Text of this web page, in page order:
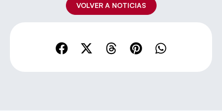
VOLVER A NOTICIAS